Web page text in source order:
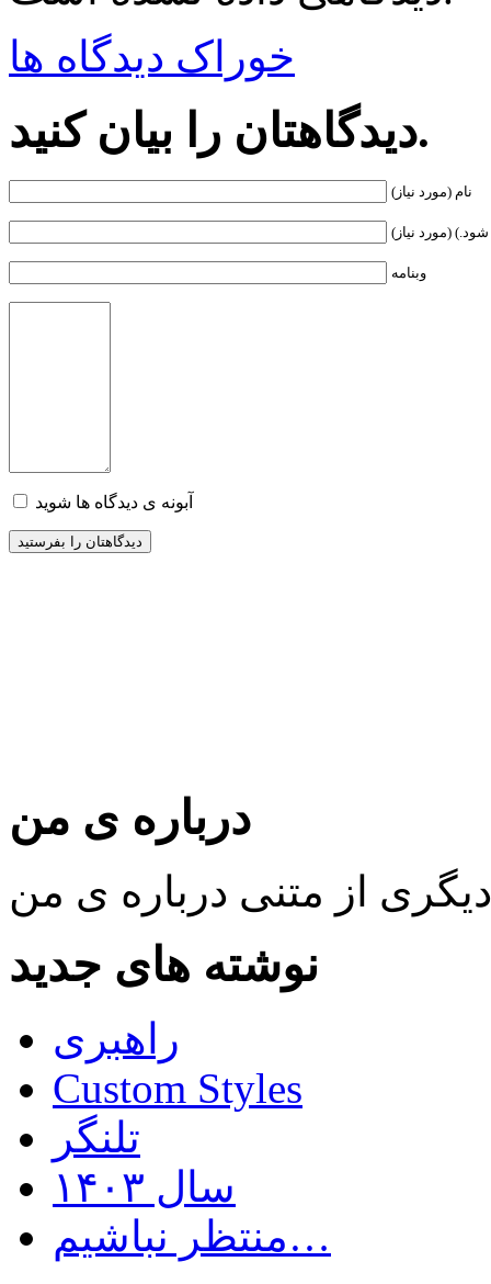
خوراک دیدگاه ها
دیدگاهتان را بیان کنید.
نام (مورد نیاز)
(مورد نیاز)
وبنامه
آبونه ی دیدگاه ها شوید
درباره ی من
نوشته های جدید
راهبری
Custom Styles
تلنگر
سال ۱۴۰۳
منتظر نباشیم…